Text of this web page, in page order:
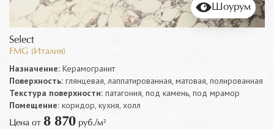
Шоурум
Select
FMG (Италия)
Назначение: Керамогранит
Поверхность: глянцевая, лаппатированная, матовая, полированная
Текстура поверхности: патагония, под камень, под мрамор
Помещение: коридор, кухня, холл
Цена от 8 870 руб./м²